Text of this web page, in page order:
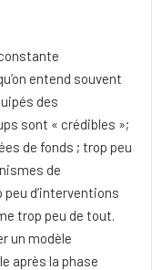
entend souvent
des
sont « crédibles »;
de fonds ; trop peu
de
d’interventions
trop peu de tout.
un modèle
après la phase